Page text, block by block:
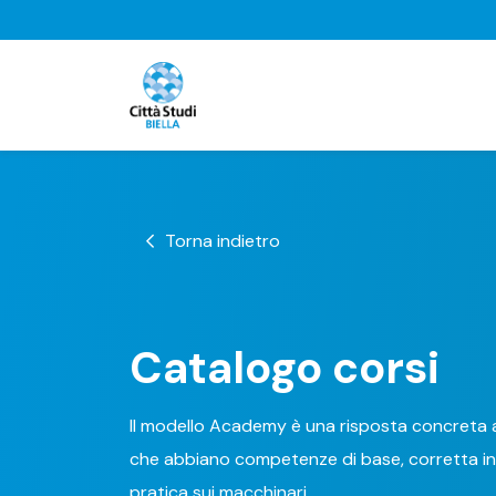
Torna indietro
Catalogo corsi
Il modello Academy è una risposta concreta
che abbiano competenze di base, corretta